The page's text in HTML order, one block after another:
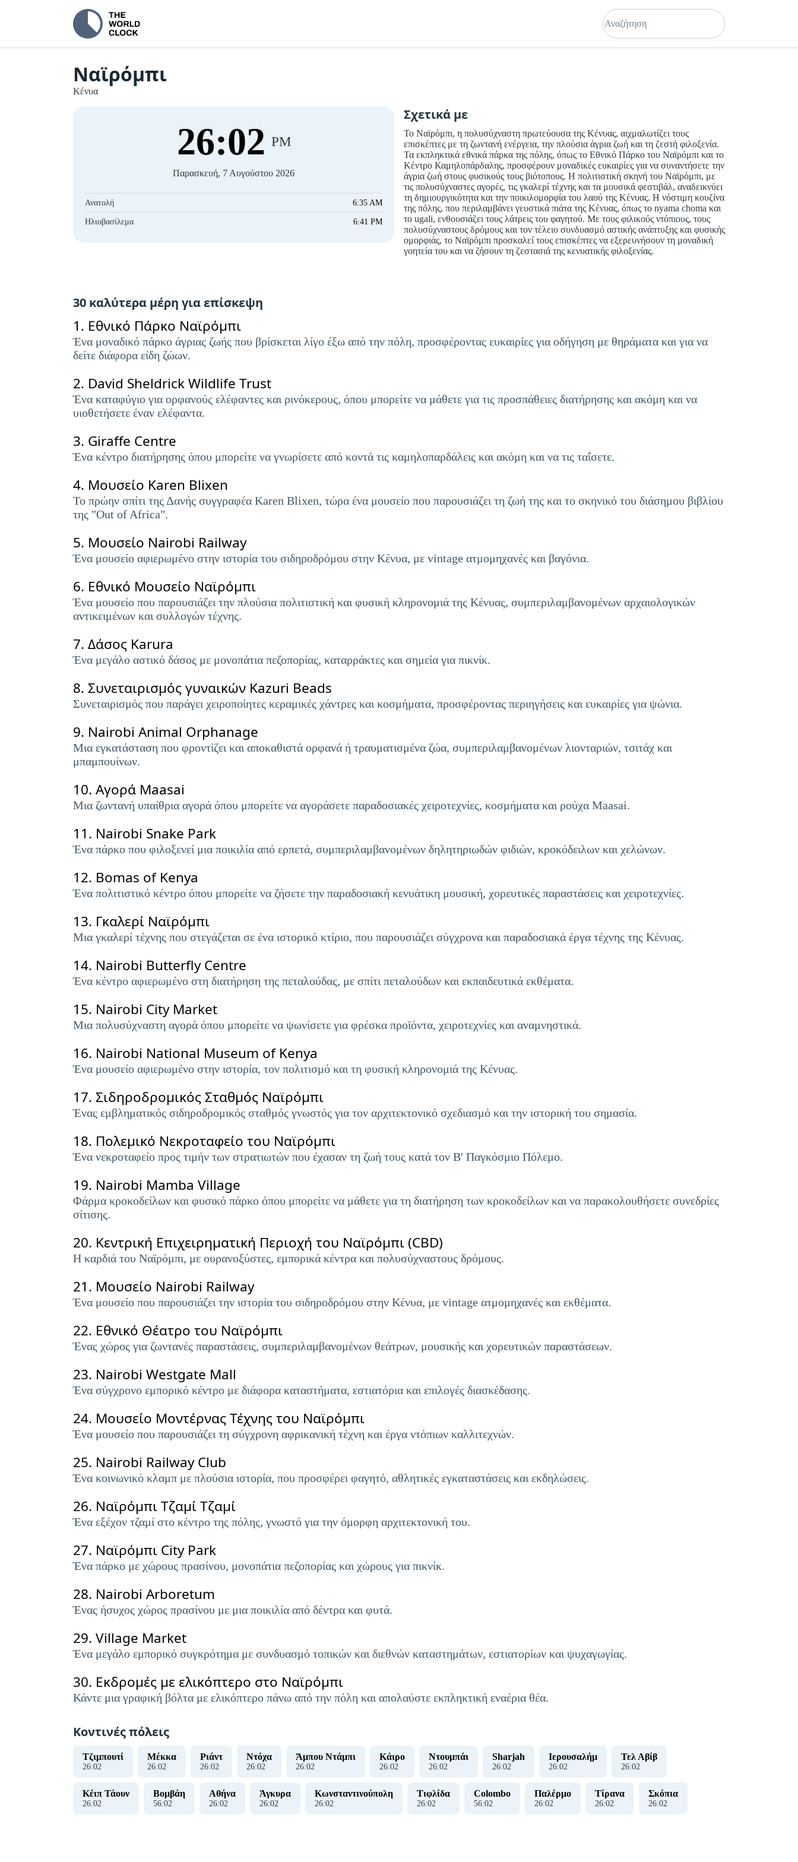
Ναϊρόμπι
Κένυα
26:03 PM
Παρασκευή, 7 Αυγούστου 2026
Ανατολή 6:35 AM
Ηλιοβασίλεμα 6:41 PM
Σχετικά με
Το Ναϊρόμπι, η πολυσύχναστη πρωτεύουσα της Κένυας, αιχμαλωτίζει τους
επισκέπτες με τη ζωντανή ενέργεια, την πλούσια άγρια ​​ζωή και τη ζεστή φιλοξενία.
Τα εκπληκτικά εθνικά πάρκα της πόλης, όπως το Εθνικό Πάρκο του Ναϊρόμπι και το
Κέντρο Καμηλοπάρδαλης, προσφέρουν μοναδικές ευκαιρίες για να συναντήσετε την
άγρια ​​ζωή στους φυσικούς τους βιότοπους. Η πολιτιστική σκηνή του Ναϊρόμπι, με
τις πολυσύχναστες αγορές, τις γκαλερί τέχνης και τα μουσικά φεστιβάλ, αναδεικνύει
τη δημιουργικότητα και την ποικιλομορφία του λαού της Κένυας. Η νόστιμη κουζίνα
της πόλης, που περιλαμβάνει γευστικά πιάτα της Κένυας, όπως το nyama choma και
το ugali, ενθουσιάζει τους λάτρεις του φαγητού. Με τους φιλικούς ντόπιους, τους
πολυσύχναστους δρόμους και τον τέλειο συνδυασμό αστικής ανάπτυξης και φυσικής
ομορφιάς, το Ναϊρόμπι προσκαλεί τους επισκέπτες να εξερευνήσουν τη μοναδική
γοητεία του και να ζήσουν τη ζεστασιά της κενυατικής φιλοξενίας.
30 καλύτερα μέρη για επίσκεψη
1. Εθνικό Πάρκο Ναϊρόμπι
Ένα μοναδικό πάρκο άγριας ζωής που βρίσκεται λίγο έξω από την πόλη, προσφέροντας ευκαιρίες για οδήγηση με θηράματα και για να
δείτε διάφορα είδη ζώων.
2. David Sheldrick Wildlife Trust
Ένα καταφύγιο για ορφανούς ελέφαντες και ρινόκερους, όπου μπορείτε να μάθετε για τις προσπάθειες διατήρησης και ακόμη και να
υιοθετήσετε έναν ελέφαντα.
3. Giraffe Centre
Ένα κέντρο διατήρησης όπου μπορείτε να γνωρίσετε από κοντά τις καμηλοπαρδάλεις και ακόμη και να τις ταΐσετε.
4. Μουσείο Karen Blixen
Το πρώην σπίτι της Δανής συγγραφέα Karen Blixen, τώρα ένα μουσείο που παρουσιάζει τη ζωή της και το σκηνικό του διάσημου βιβλίου
της "Out of Africa".
5. Μουσείο Nairobi Railway
Ένα μουσείο αφιερωμένο στην ιστορία του σιδηροδρόμου στην Κένυα, με vintage ατμομηχανές και βαγόνια.
6. Εθνικό Μουσείο Ναϊρόμπι
Ένα μουσείο που παρουσιάζει την πλούσια πολιτιστική και φυσική κληρονομιά της Κένυας, συμπεριλαμβανομένων αρχαιολογικών
αντικειμένων και συλλογών τέχνης.
7. Δάσος Karura
Ένα μεγάλο αστικό δάσος με μονοπάτια πεζοπορίας, καταρράκτες και σημεία για πικνίκ.
8. Συνεταιρισμός γυναικών Kazuri Beads
Συνεταιρισμός που παράγει χειροποίητες κεραμικές χάντρες και κοσμήματα, προσφέροντας περιηγήσεις και ευκαιρίες για ψώνια.
9. Nairobi Animal Orphanage
Μια εγκατάσταση που φροντίζει και αποκαθιστά ορφανά ή τραυματισμένα ζώα, συμπεριλαμβανομένων λιονταριών, τσιτάχ και
μπαμπουίνων.
10. Αγορά Maasai
Μια ζωντανή υπαίθρια αγορά όπου μπορείτε να αγοράσετε παραδοσιακές χειροτεχνίες, κοσμήματα και ρούχα Maasai.
11. Nairobi Snake Park
Ένα πάρκο που φιλοξενεί μια ποικιλία από ερπετά, συμπεριλαμβανομένων δηλητηριωδών φιδιών, κροκόδειλων και χελώνων.
12. Bomas of Kenya
Ένα πολιτιστικό κέντρο όπου μπορείτε να ζήσετε την παραδοσιακή κενυάτικη μουσική, χορευτικές παραστάσεις και χειροτεχνίες.
13. Γκαλερί Ναϊρόμπι
Μια γκαλερί τέχνης που στεγάζεται σε ένα ιστορικό κτίριο, που παρουσιάζει σύγχρονα και παραδοσιακά έργα τέχνης της Κένυας.
14. Nairobi Butterfly Centre
Ένα κέντρο αφιερωμένο στη διατήρηση της πεταλούδας, με σπίτι πεταλούδων και εκπαιδευτικά εκθέματα.
15. Nairobi City Market
Μια πολυσύχναστη αγορά όπου μπορείτε να ψωνίσετε για φρέσκα προϊόντα, χειροτεχνίες και αναμνηστικά.
16. Nairobi National Museum of Kenya
Ένα μουσείο αφιερωμένο στην ιστορία, τον πολιτισμό και τη φυσική κληρονομιά της Κένυας.
17. Σιδηροδρομικός Σταθμός Ναϊρόμπι
Ένας εμβληματικός σιδηροδρομικός σταθμός γνωστός για τον αρχιτεκτονικό σχεδιασμό και την ιστορική του σημασία.
18. Πολεμικό Νεκροταφείο του Ναϊρόμπι
Ένα νεκροταφείο προς τιμήν των στρατιωτών που έχασαν τη ζωή τους κατά τον Β' Παγκόσμιο Πόλεμο.
19. Nairobi Mamba Village
Φάρμα κροκοδείλων και φυσικό πάρκο όπου μπορείτε να μάθετε για τη διατήρηση των κροκοδείλων και να παρακολουθήσετε συνεδρίες
σίτισης.
20. Κεντρική Επιχειρηματική Περιοχή του Ναϊρόμπι (CBD)
Η καρδιά του Ναϊρόμπι, με ουρανοξύστες, εμπορικά κέντρα και πολυσύχναστους δρόμους.
21. Μουσείο Nairobi Railway
Ένα μουσείο που παρουσιάζει την ιστορία του σιδηροδρόμου στην Κένυα, με vintage ατμομηχανές και εκθέματα.
22. Εθνικό Θέατρο του Ναϊρόμπι
Ένας χώρος για ζωντανές παραστάσεις, συμπεριλαμβανομένων θεάτρων, μουσικής και χορευτικών παραστάσεων.
23. Nairobi Westgate Mall
Ένα σύγχρονο εμπορικό κέντρο με διάφορα καταστήματα, εστιατόρια και επιλογές διασκέδασης.
24. Μουσείο Μοντέρνας Τέχνης του Ναϊρόμπι
Ένα μουσείο που παρουσιάζει τη σύγχρονη αφρικανική τέχνη και έργα ντόπιων καλλιτεχνών.
25. Nairobi Railway Club
Ένα κοινωνικό κλαμπ με πλούσια ιστορία, που προσφέρει φαγητό, αθλητικές εγκαταστάσεις και εκδηλώσεις.
26. Ναϊρόμπι Τζαμί Τζαμί
Ένα εξέχον τζαμί στο κέντρο της πόλης, γνωστό για την όμορφη αρχιτεκτονική του.
27. Ναϊρόμπι City Park
Ένα πάρκο με χώρους πρασίνου, μονοπάτια πεζοπορίας και χώρους για πικνίκ.
28. Nairobi Arboretum
Ένας ήσυχος χώρος πρασίνου με μια ποικιλία από δέντρα και φυτά.
29. Village Market
Ένα μεγάλο εμπορικό συγκρότημα με συνδυασμό τοπικών και διεθνών καταστημάτων, εστιατορίων και ψυχαγωγίας.
30. Εκδρομές με ελικόπτερο στο Ναϊρόμπι
Κάντε μια γραφική βόλτα με ελικόπτερο πάνω από την πόλη και απολαύστε εκπληκτική εναέρια θέα.
Κοντινές πόλεις
Τζιμπουτί
26:03
Μέκκα
26:03
Ριάντ
26:03
Ντόχα
26:03
Άμπου Ντάμπι
26:03
Κάιρο
26:03
Ντουμπάι
26:03
Sharjah
26:03
Ιερουσαλήμ
26:03
Τελ Αβίβ
26:03
Κέιπ Τάουν
26:03
Βομβάη
56:03
Αθήνα
26:03
Άγκυρα
26:03
Κωνσταντινούπολη
26:03
Τιφλίδα
26:03
Colombo
56:03
Παλέρμο
26:03
Τίρανα
26:03
Σκόπια
26:03